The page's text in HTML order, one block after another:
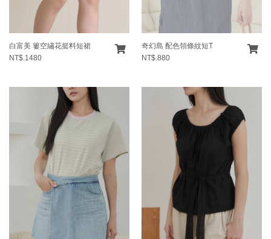
白富美 簍空繡花挺料短裙
NT$.1480
奇幻島 配色領條紋短T
NT$.880